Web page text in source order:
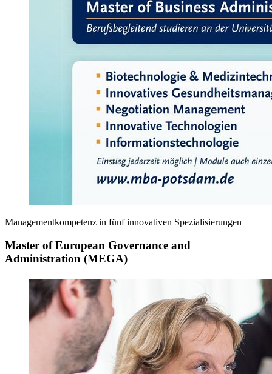
Managementkompetenz in fünf innovativen Spezialisierungen
Master of European Governance and
Administration (MEGA)